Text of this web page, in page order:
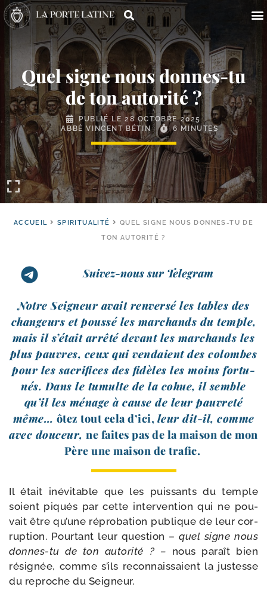
Quel signe nous donnes-​tu
de ton autorité ?
PUBLIÉ LE 28 OCTOBRE 2025
ABBÉ VINCENT BÉTIN
6 MINUTES
ACCUEIL SPIRITUALITÉ
QUEL SIGNE NOUS DONNES-TU DE
TON AUTORITÉ ?
Suivez-nous sur Telegram
Notre Seigneur avait ren­ver­sé les tables des
chan­geurs et pous­sé les mar­chands du temple,
mais il s’était arrê­té devant les mar­chands les
plus pauvres, ceux qui ven­daient des colombes
pour les sacri­fices des fidèles les moins for­tu­
nés. Dans le tumulte de la cohue, il semble
qu’il les ménage à cause de leur pau­vre­té
même… ôtez tout cela d’ici, leur dit-​il, comme
avec dou­ceur,ne faites pas de la mai­son de mon
Père une mai­son de trafic.
Il était inévi­table que les puis­sants du temple
soient piqués par cette inter­ven­tion qui ne pou­
vait être qu’une répro­ba­tion publique de leur cor­
rup­tion. Pourtant leur ques­tion –quel signe nous
donnes-​tu de ton auto­ri­té ? – nous paraît bien
rési­gnée, comme s’ils recon­nais­saient la jus­tesse
du reproche du Seigneur.